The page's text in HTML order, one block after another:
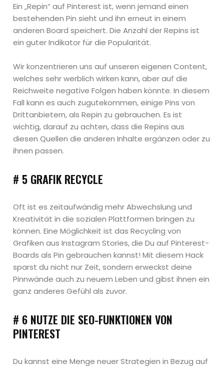
Ein „Repin“ auf Pinterest ist, wenn jemand einen
bestehenden Pin sieht und ihn erneut in einem
anderen Board speichert. Die Anzahl der Repins ist
ein guter Indikator für die Popularität.
Wir konzentrieren uns auf unseren eigenen Content,
welches sehr werblich wirken kann, aber auf die
Reichweite negative Folgen haben könnte. In diesem
Fall kann es auch zugutekommen, einige Pins von
Drittanbietern, als Repin zu gebrauchen. Es ist
wichtig, darauf zu achten, dass die Repins aus
diesen Quellen die anderen Inhalte ergänzen oder zu
ihnen passen.
# 5 GRAFIK RECYCLE
Oft ist es zeitaufwändig mehr Abwechslung und
Kreativität in die sozialen Plattformen bringen zu
können. Eine Möglichkeit ist das Recycling von
Grafiken aus Instagram Stories, die Du auf Pinterest-
Boards als Pin gebrauchen kannst! Mit diesem Hack
sparst du nicht nur Zeit, sondern erweckst deine
Pinnwände auch zu neuem Leben und gibst ihnen ein
ganz anderes Gefühl als zuvor.
# 6 NUTZE DIE SEO-FUNKTIONEN VON
PINTEREST
Du kannst eine Menge neuer Strategien in Bezug auf